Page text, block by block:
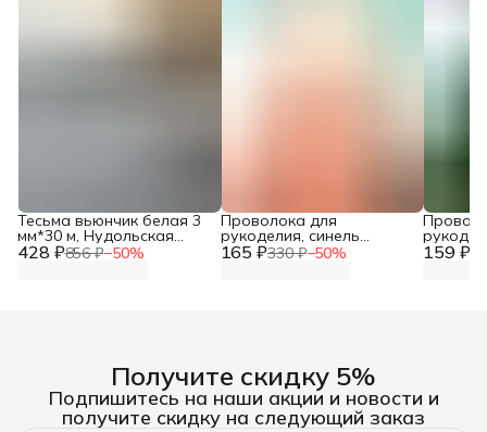
428 ₽856 ₽−50%
Тесьма вьюнчик белая 3
мм*30 м, Нудольская
фабрика 165 ₽330 ₽−50%
Проволока для
рукоделия, синель
телесная, 12 мм*30 см, 15 159 ₽
Получите скидку 5%
Подпишитесь на наши акции и новости и
получите скидку на следующий заказ